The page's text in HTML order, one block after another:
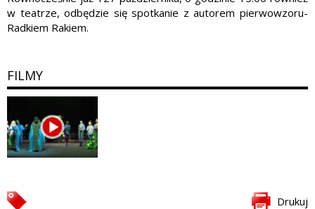
w teatrze, odbędzie się spotkanie z autorem pierwowzoru-
Radkiem Rakiem.
FILMY
Drukuj